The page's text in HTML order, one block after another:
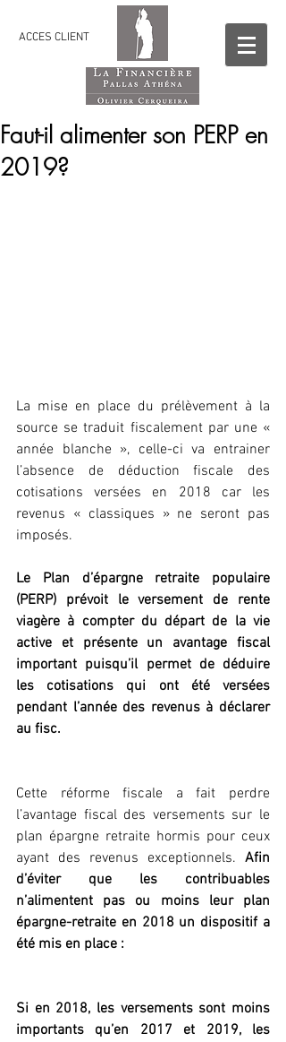
ACCES CLIENT
Faut-il alimenter son PERP en
2019?
La mise en place du prélèvement à la
source se traduit fiscalement par une «
année blanche », celle-ci va entrainer
l’absence de déduction fiscale des
cotisations versées en 2018 car les
revenus « classiques » ne seront pas
imposés.
Le Plan d’épargne retraite populaire
(PERP) prévoit le versement de rente
viagère à compter du départ de la vie
active et présente un avantage fiscal
important puisqu’il permet de déduire
les cotisations qui ont été versées
pendant l’année des revenus à déclarer
au fisc.
Cette réforme fiscale a fait perdre
l’avantage fiscal des versements sur le
plan épargne retraite hormis pour ceux
ayant des revenus exceptionnels. Afin
d’éviter que les contribuables
n’alimentent pas ou moins leur plan
épargne-retraite en 2018 un dispositif a
été mis en place :
Si en 2018, les versements sont moins
importants qu’en 2017 et 2019, les